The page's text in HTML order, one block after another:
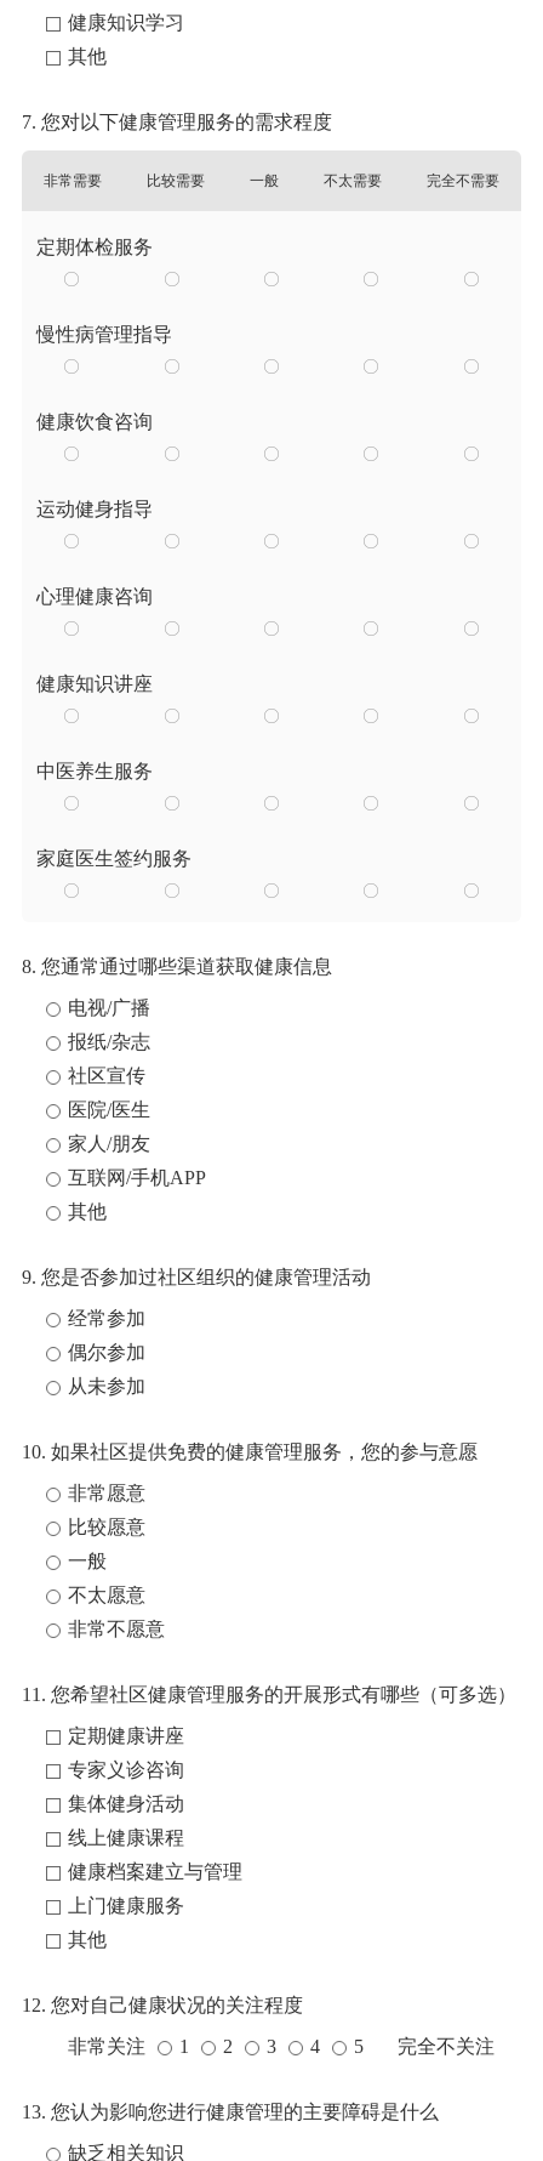
健康知识学习
其他
7. 您对以下健康管理服务的需求程度
非常需要 比较需要 一般 不太需要 完全不需要
定期体检服务
慢性病管理指导
健康饮食咨询
运动健身指导
心理健康咨询
健康知识讲座
中医养生服务
家庭医生签约服务
8. 您通常通过哪些渠道获取健康信息
电视/广播
报纸/杂志
社区宣传
医院/医生
家人/朋友
互联网/手机APP
其他
9. 您是否参加过社区组织的健康管理活动
经常参加
偶尔参加
从未参加
10. 如果社区提供免费的健康管理服务，您的参与意愿
非常愿意
比较愿意
一般
不太愿意
非常不愿意
11. 您希望社区健康管理服务的开展形式有哪些（可多选）
定期健康讲座
专家义诊咨询
集体健身活动
线上健康课程
健康档案建立与管理
上门健康服务
其他
12. 您对自己健康状况的关注程度
非常关注
1 2 3 4 5 完全不关注
13. 您认为影响您进行健康管理的主要障碍是什么
缺乏相关知识